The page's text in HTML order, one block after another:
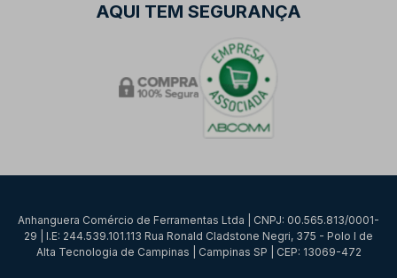
AQUI TEM SEGURANÇA
Anhanguera Comércio de Ferramentas Ltda | CNPJ: 00.565.813/0001-
29 | I.E: 244.539.101.113 Rua Ronald Cladstone Negri, 375 - Polo I de
Alta Tecnologia de Campinas | Campinas SP | CEP: 13069-472